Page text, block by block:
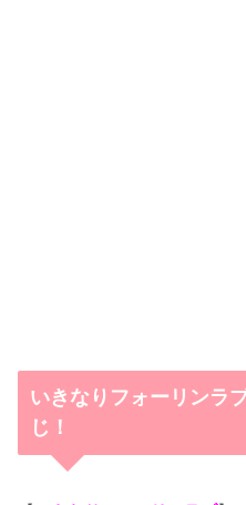
いきなりフォーリンラ
じ！